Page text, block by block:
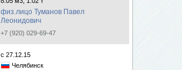
физ.лицо Туманов Павел
Леонидович
+7 (920) 029-69-47
с 27.12.15
Челябинск